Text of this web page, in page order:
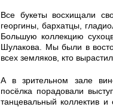
Все букеты восхищали
георгины, бархатцы,
Большую коллекцию
Шулакова. Мы были в
всех земляков, кто
А в зрительном зале
посёлка порадовали
танцевальный коллектив